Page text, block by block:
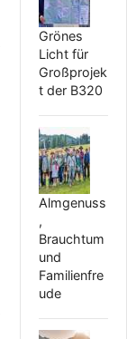
Grönes
Licht für
Großprojek
t der B320
Almgenuss
,
Brauchtum
und
Familienfre
ude